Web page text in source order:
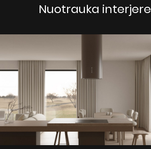
Nuotrauka interjere